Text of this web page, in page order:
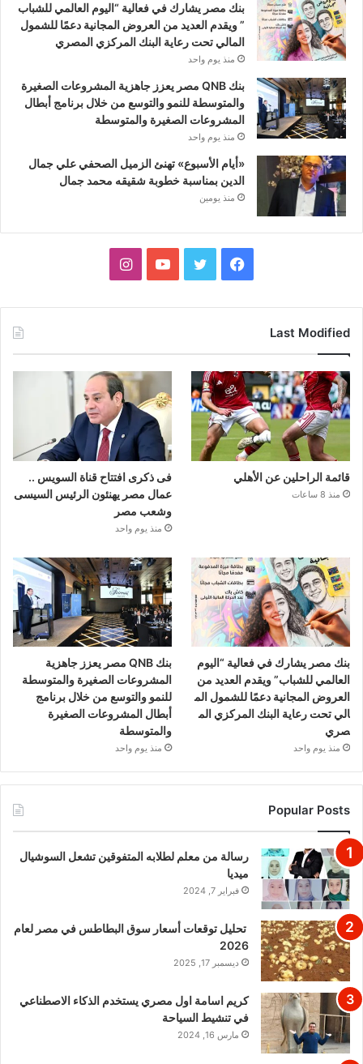
بنك مصر يشارك في فعالية “اليوم العالمي للشباب
” ويقدم العديد من العروض المجانية دعمًا للشمول
المالي تحت رعاية البنك المركزي المصري
منذ يوم واحد
بنك QNB مصر يعزز جاهزية المشروعات الصغيرة
والمتوسطة للنمو والتوسع من خلال برنامج أبطال
المشروعات الصغيرة والمتوسطة
منذ يوم واحد
«أيام الأسبوع» تهنئ الزميل الصحفي علي جمال
الدين بمناسبة خطوبة شقيقه محمد جمال
منذ يومين
فيسبوك تويتر يوتيوبانستقرام
Last Modified
قائمة الراحلين عن الأهلي
منذ 8 ساعات
فى ذكرى افتتاح قناة السويس ..
عمال مصر يهنئون الرئيس السيسى
وشعب مصر
منذ يوم واحد
بنك مصر يشارك في فعالية “اليوم
العالمي للشباب” ويقدم العديد من
العروض المجانية دعمًا للشمول الم
الي تحت رعاية البنك المركزي الم
صري
منذ يوم واحد
بنك QNB مصر يعزز جاهزية
المشروعات الصغيرة والمتوسطة
للنمو والتوسع من خلال برنامج
أبطال المشروعات الصغيرة
والمتوسطة
منذ يوم واحد
Popular Posts
رسالة من معلم لطلابه المتفوقين تشعل السوشيال
ميديا
فبراير 7, 2024
تحليل توقعات أسعار سوق البطاطس في مصر لعام
2026
ديسمبر 17, 2025
كريم اسامة اول مصري يستخدم الذكاء الاصطناعي
في تنشيط السياحة
مارس 16, 2024